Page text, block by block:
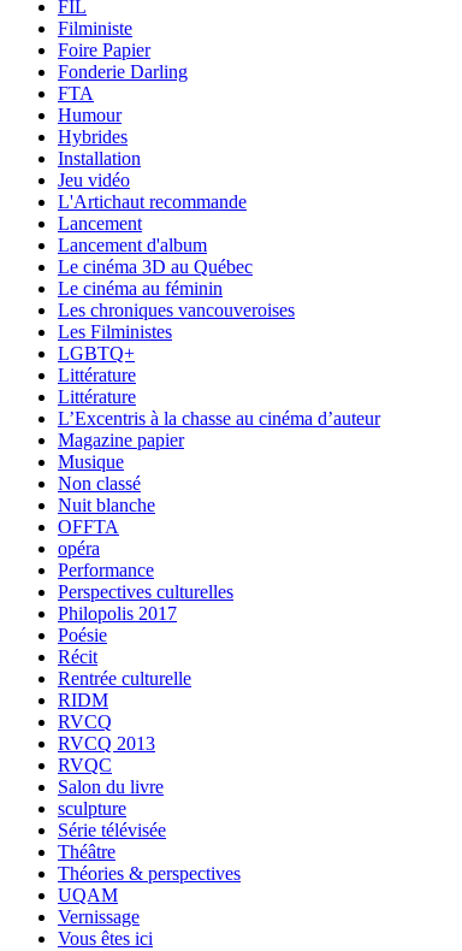
FIL
Filministe
Foire Papier
Fonderie Darling
FTA
Humour
Hybrides
Installation
Jeu vidéo
L'Artichaut recommande
Lancement
Lancement d'album
Le cinéma 3D au Québec
Le cinéma au féminin
Les chroniques vancouveroises
Les Filministes
LGBTQ+
Littérature
Littérature
L’Excentris à la chasse au cinéma d’auteur
Magazine papier
Musique
Non classé
Nuit blanche
OFFTA
opéra
Performance
Perspectives culturelles
Philopolis 2017
Poésie
Récit
Rentrée culturelle
RIDM
RVCQ
RVCQ 2013
RVQC
Salon du livre
sculpture
Série télévisée
Théâtre
Théories & perspectives
UQAM
Vernissage
Vous êtes ici